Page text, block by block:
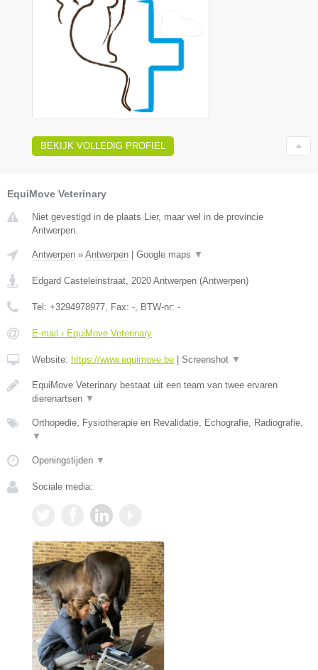
BEKIJK VOLLEDIG PROFIEL
EquiMove Veterinary
Niet gevestigd in de plaats Lier, maar wel in de provincie
Antwerpen.
Antwerpen » Antwerpen | Google maps ▼
Edgard Casteleinstraat 2020 Antwerpen (Antwerpen)
Tel: +3294978977 , Fax: - , BTW-nr: -
E-mail › EquiMove Veterinary
Website: https://www.equimove.be | Screenshot ▼
EquiMove Veterinary bestaat uit een team van twee ervaren
dierenartsen ▼
Orthopedie, Fysiotherapie en Revalidatie, Echografie, Radiografie,
▼
Openingstijden ▼
Sociale media: